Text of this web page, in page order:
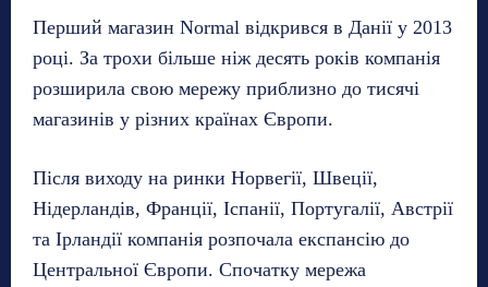
Перший магазин Normal відкрився в Данії у 2013
році. За трохи більше ніж десять років компанія
розширила свою мережу приблизно до тисячі
магазинів у різних країнах Європи.
Після виходу на ринки Норвегії, Швеції,
Нідерландів, Франції, Іспанії, Португалії, Австрії
та Ірландії компанія розпочала експансію до
Центральної Європи. Спочатку мережа